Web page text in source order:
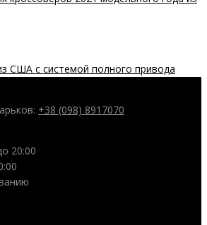
США с системой полного привода
+38 (098) 8917070
20:00